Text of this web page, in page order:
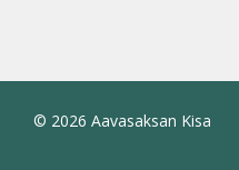
© 2026 Aavasaksan Kisa